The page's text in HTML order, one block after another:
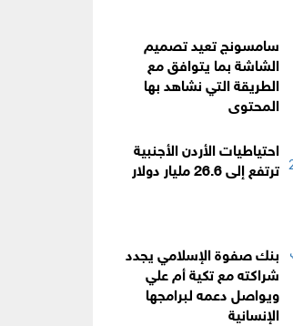
سامسونج تعيد تصميم
الشاشة بما يتوافق مع
الطريقة التي نشاهد بها
المحتوى
احتياطيات الأردن الأجنبية
ترتفع إلى 26.6 مليار دولار
بنك صفوة الإسلامي يجدد
شراكته مع تكية أم علي
ويواصل دعمه لبرامجها
الإنسانية